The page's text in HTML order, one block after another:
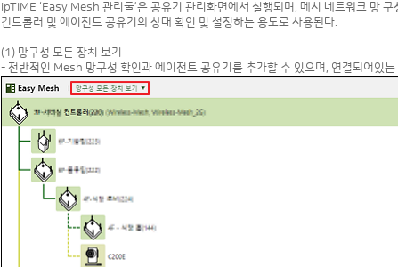
ipTIME ‘Easy Mesh 관리툴’은 공유기 관리화면에서 실행되며, 메시 네트워크 망 구
컨트롤러 및 에이전트 공유기의 상태 확인 및 설정하는 용도로 사용된다.
(1) 망구성 모든 장치 보기
- 전반적인 Mesh 망구성 확인과 에이전트 공유기를 추가할 수 있으며, 연결되어있는